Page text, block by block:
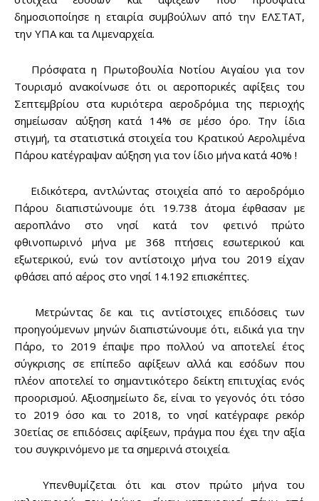
Don't miss
Sing up for our newsletter
δημοσιοποίησε η εταιρία συμβούλων από την ΕΛΣΤΑΤ,
την ΥΠΑ και τα Λιμεναρχεία.
Πρόσφατα η Πρωτοβουλία Νοτίου Αιγαίου για τον
Τουρισμό ανακοίνωσε ότι οι αεροπορικές αφίξεις του
Σεπτεμβρίου στα κυριότερα αεροδρόμια της περιοχής
σημείωσαν αύξηση κατά 14% σε μέσο όρο. Την ίδια
στιγμή, τα στατιστικά στοιχεία του Κρατικού Αερολιμένα
Πάρου κατέγραψαν αύξηση για τον ίδιο μήνα κατά 40% !
Ειδικότερα, αντλώντας στοιχεία από το αεροδρόμιο
Πάρου διαπιστώνουμε ότι 19.738 άτομα έφθασαν με
αεροπλάνο στο νησί κατά τον φετινό πρώτο
φθινοπωρινό μήνα με 368 πτήσεις εσωτερικού και
εξωτερικού, ενώ τον αντίστοιχο μήνα του 2019 είχαν
φθάσει από αέρος στο νησί 14.192 επισκέπτες.
Μετρώντας δε και τις αντίστοιχες επιδόσεις των
προηγούμενων μηνών διαπιστώνουμε ότι, ειδικά για την
Πάρο, το 2019 έπαψε προ πολλού να αποτελεί έτος
σύγκρισης σε επίπεδο αφίξεων αλλά και εσόδων που
πλέον αποτελεί το σημαντικότερο δείκτη επιτυχίας ενός
προορισμού. Αξιοσημείωτο δε, είναι το γεγονός ότι τόσο
το 2019 όσο και το 2018, το νησί κατέγραφε ρεκόρ
30ετίας σε επιδόσεις αφίξεων, πράγμα που έχει την αξία
του συγκρινόμενο με τα σημερινά στοιχεία.
Υπενθυμίζεται ότι και στον πρώτο μήνα του